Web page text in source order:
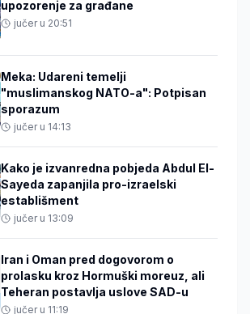
upozorenje za građane
jučer u 20:51
Meka: Udareni temelji
"muslimanskog NATO-a": Potpisan
sporazum
jučer u 14:13
Kako je izvanredna pobjeda Abdul El-
Sayeda zapanjila pro-izraelski
establišment
jučer u 13:09
Iran i Oman pred dogovorom o
prolasku kroz Hormuški moreuz, ali
Teheran postavlja uslove SAD-u
jučer u 11:19